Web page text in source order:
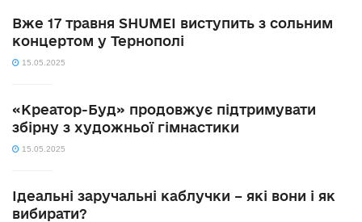
Вже 17 травня SHUMEI виступить з сольним
концертом у Тернополі
15.05.2025
«Креатор-Буд» продовжує підтримувати
збірну з художньої гімнастики
15.05.2025
Ідеальні заручальні каблучки – які вони і як
вибирати?